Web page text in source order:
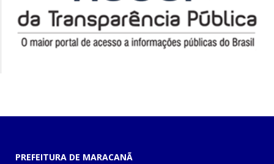
PREFEITURA DE MARACANÃ